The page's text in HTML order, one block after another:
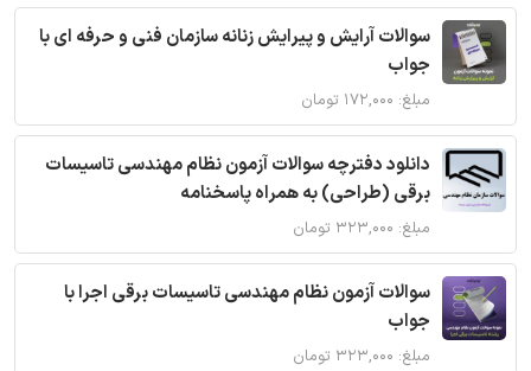
سوالات آرایش و پیرایش زنانه سازمان فنی و حرفه ای با
جواب
مبلغ: ۱۷۲,۰۰۰ تومان
دانلود دفترچه سوالات آزمون نظام مهندسی تاسیسات
برقی (طراحی) به همراه پاسخنامه
مبلغ: ۳۲۳,۰۰۰ تومان
سوالات آزمون نظام مهندسی تاسیسات برقی اجرا با
جواب
مبلغ: ۳۲۳,۰۰۰ تومان